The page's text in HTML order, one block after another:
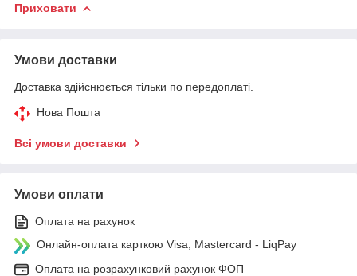
Приховати
Умови доставки
Доставка здійснюється тільки по передоплаті.
Нова Пошта
Всі умови доставки
Умови оплати
Оплата на рахунок
Онлайн-оплата карткою Visa, Mastercard - LiqPay
Оплата на розрахунковий рахунок ФОП